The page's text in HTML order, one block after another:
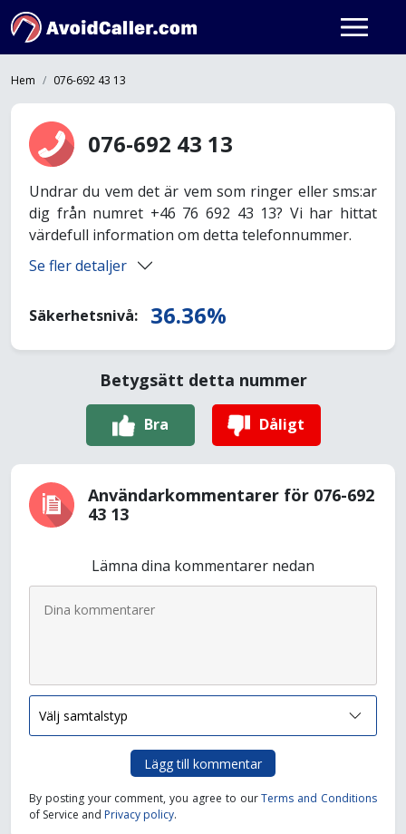
Hem 076-692 43 13
076-692 43 13
Undrar du vem det är vem som ringer eller sms:ar
dig från numret +46 76 692 43 13? Vi har hittat
värdefull information om detta telefonnummer.
Se fler detaljer
Säkerhetsnivå: 36.36%
Betygsätt detta nummer
Bra Dåligt
Användarkommentarer för 076-692
43 13
Lämna dina kommentarer nedan
Lägg till kommentar
By posting your comment, you agree to ourTerms and Conditions
of Service and Privacy policy.